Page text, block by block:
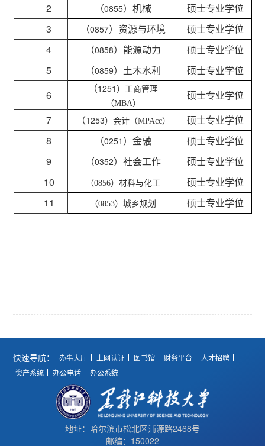
2
（0855）机械
硕士专业学位
3
（0857）资源与环境
硕士专业学位
4
（0858）能源动力
硕士专业学位
5
（0859）土木水利
硕士专业学位
6
（1251 ）工商管理
（MBA）
硕士专业学位
7
（1253）会计（MPAcc）
硕士专业学位
8
（0251 ）金融
硕士专业学位
9
（0352）社会工作
硕士专业学位
10
（0856）材料与化工
硕士专业学位
11
（0853）城乡规划 硕士专业学位
快速导航： 办事大厅 上网认证 图书馆 财务平台
人才招聘
资产系统
办公电话 办公系统
地址：哈尔滨市松北区浦源路2468号
邮编：150022